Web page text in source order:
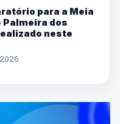
para a Meia
Palmeira dos
neste